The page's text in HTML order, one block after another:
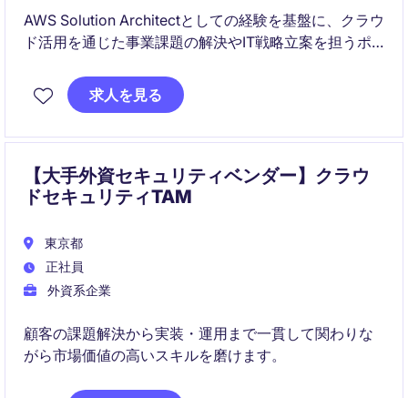
AWS Solution Architectとしての経験を基盤に、クラウ
ド活用を通じた事業課題の解決やIT戦略立案を担うポ
意思決定支援を通じて、より高い付加価値を提供する
役割を担います。
求人を見る
【大手外資セキュリティベンダー】クラウ
ドセキュリティTAM
東京都
正社員
外資系企業
顧客の課題解決から実装・運用まで一貫して関わりな
がら市場価値の高いスキルを磨けます。